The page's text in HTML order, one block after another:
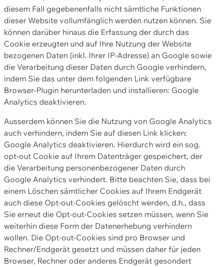
diesem Fall gegebenenfalls nicht sämtliche Funktionen
dieser Website vollumfänglich werden nutzen können. Sie
können darüber hinaus die Erfassung der durch das
Cookie erzeugten und auf Ihre Nutzung der Website
bezogenen Daten (inkl. Ihrer IP-Adresse) an Google sowie
die Verarbeitung dieser Daten durch Google verhindern,
indem Sie das unter dem folgenden Link verfügbare
Browser-Plugin herunterladen und installieren: Google
Analytics deaktivieren.
Ausserdem können Sie die Nutzung von Google Analytics
auch verhindern, indem Sie auf diesen Link klicken:
Google Analytics deaktivieren. Hierdurch wird ein sog.
opt-out Cookie auf Ihrem Datenträger gespeichert, der
die Verarbeitung personenbezogener Daten durch
Google Analytics verhindert. Bitte beachten Sie, dass bei
einem Löschen sämtlicher Cookies auf Ihrem Endgerät
auch diese Opt-out-Cookies gelöscht werden, d.h., dass
Sie erneut die Opt-out-Cookies setzen müssen, wenn Sie
weiterhin diese Form der Datenerhebung verhindern
wollen. Die Opt-out-Cookies sind pro Browser und
Rechner/Endgerät gesetzt und müssen daher für jeden
Browser, Rechner oder anderes Endgerät gesondert